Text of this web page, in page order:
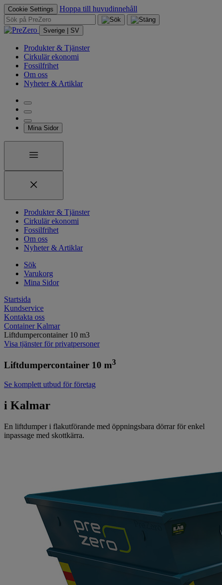
Cookie Settings Hoppa till huvudinnehåll
Sverige | SV
Produkter & Tjänster
Cirkulär ekonomi
Fossilfrihet
Om oss
Nyheter & Artiklar
Mina Sidor
Produkter & Tjänster
Cirkulär ekonomi
Fossilfrihet
Om oss
Nyheter & Artiklar
Sök
Varukorg
Mina Sidor
Startsida
Kundservice
Kontakta oss
Container Kalmar
Liftdumpercontainer 10 m3
Visa tjänster för privatpersoner
Liftdumpercontainer 10 m3
Se komplett utbud för företag
i Kalmar
En liftdumper i flakutförande med öppningsbara dörrar för enkel
inpassage med skottkärra.